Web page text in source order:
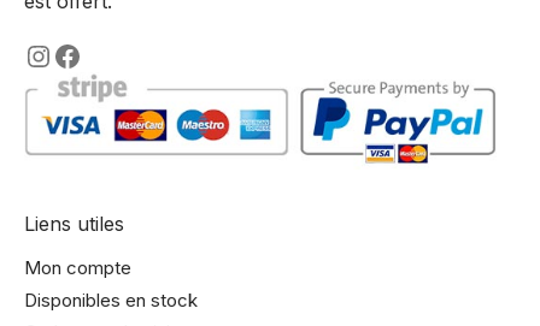
https://www.instagram.com/
https://www.facebook.com/
Liens utiles
Mon compte
Disponibles en stock